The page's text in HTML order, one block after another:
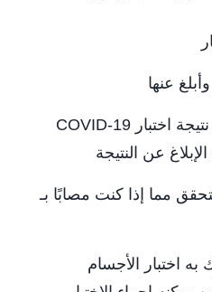
عنها
اكتشف كيف تحصل على نتيجة اختبار COVID-19
عن النتيجة
مما إذا كنت مصابًا بـ
اختبار الأجسام